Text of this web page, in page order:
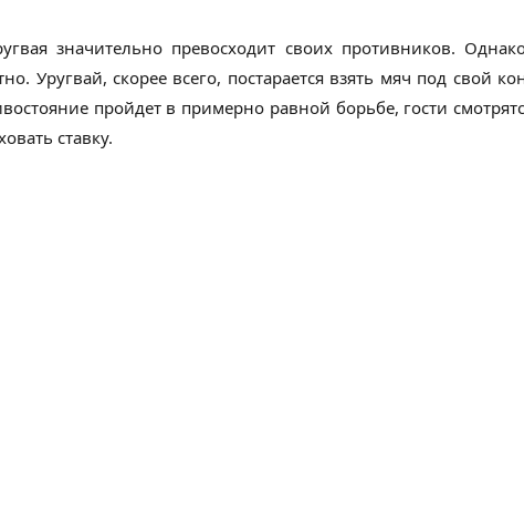
значительно превосходит своих противников.
Уругвай, скорее всего, постарается взять мяч под свой
пройдет в примерно равной борьбе, гости
ставку.